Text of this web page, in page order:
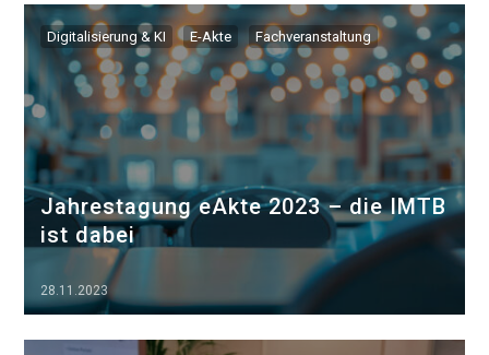
▷▷▷
Digitalisierung & KI E-Akte Fachveranstaltung
Jahrestagung eAkte 2023 – die IMTB
ist dabei
28.11.2023